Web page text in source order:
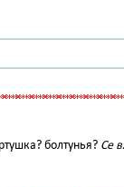
болтунья? Се